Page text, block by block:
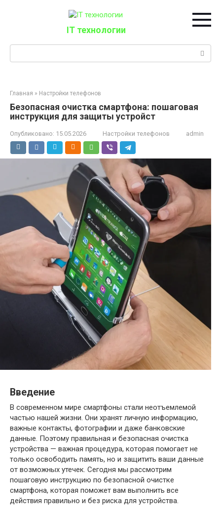
IT технологии
Главная » Настройки телефонов
Безопасная очистка смартфона: пошаговая
инструкция для защиты устройст
Опубликовано: 15.05.2026 Настройки телефонов admin
Введение
В современном мире смартфоны стали неотъемлемой
частью нашей жизни. Они хранят личную информацию,
важные контакты, фотографии и даже банковские
данные. Поэтому правильная и безопасная очистка
устройства — важная процедура, которая помогает не
только освободить память, но и защитить ваши данные
от возможных утечек. Сегодня мы рассмотрим
пошаговую инструкцию по безопасной очистке
смартфона, которая поможет вам выполнить все
действия правильно и без риска для устройства.